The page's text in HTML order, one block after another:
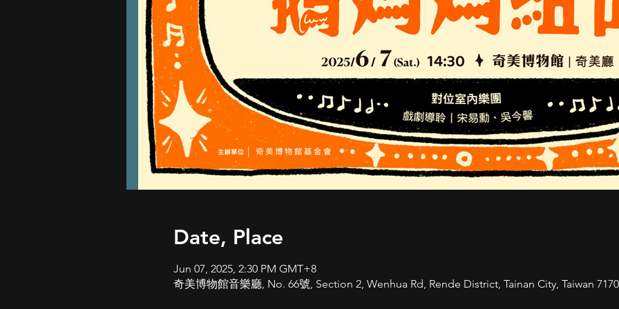
Date, Place
Jun 07, 2025, 2:30 PM GMT+8
奇美博物館音樂廳, No. 66號, Section 2, Wenhua Rd, Rende District, Tainan City, Taiwan